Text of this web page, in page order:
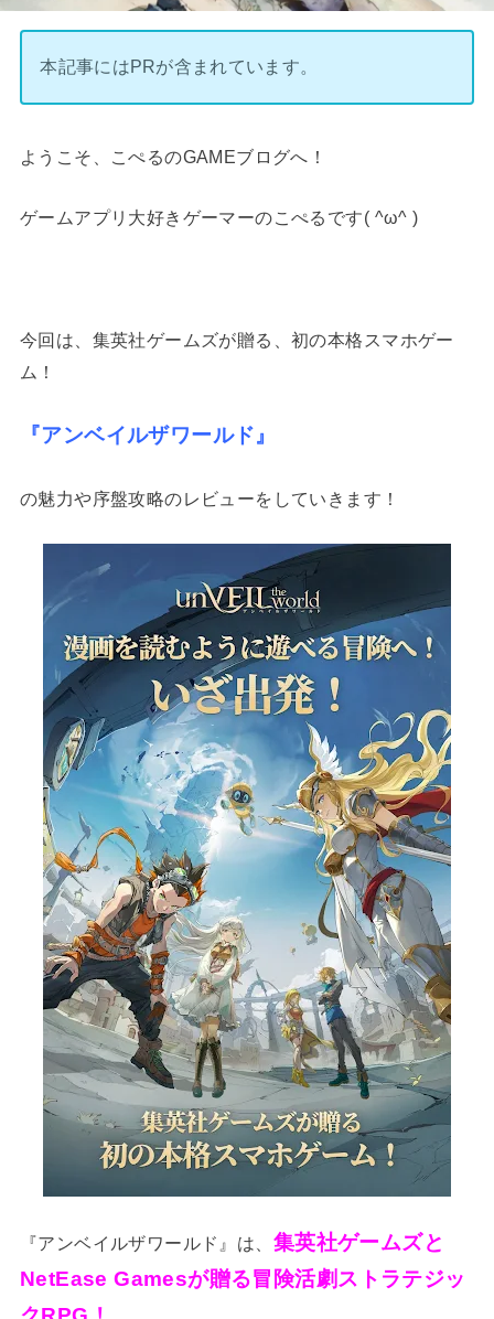
本記事にはPRが含まれています。
ようこそ、こぺるのGAMEブログへ！
ゲームアプリ大好きゲーマーのこぺるです( ^ω^ )
今回は、集英社ゲームズが贈る、初の本格スマホゲー
ム！
『アンベイルザワールド』
の魅力や序盤攻略のレビューをしていきます！
『アンベイルザワールド』は、 集英社ゲームズと
NetEase Gamesが贈る冒険活劇ストラテジッ